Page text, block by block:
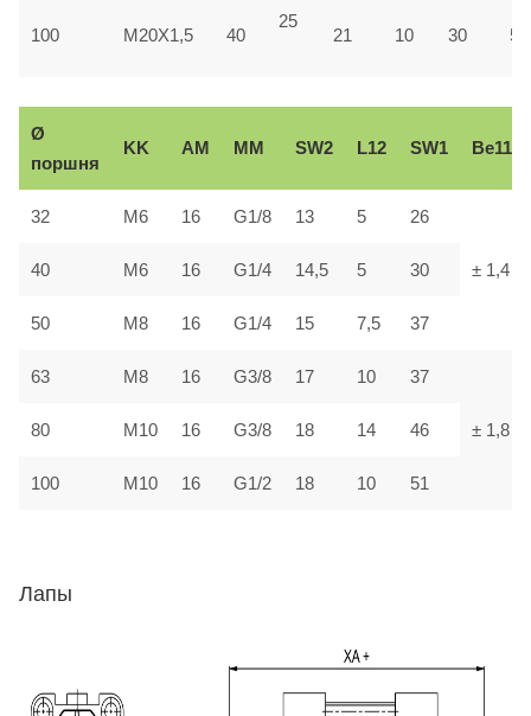
100 M20X1,5 40
25
21 10 30 55
Ø
поршня
KK AM ММ SW2 L12 SW1 Вe11
32 М6 16 G1/8 13 5 26
± 1,4
40 М6 16 G1/4 14,5 5 30
50 М8 16 G1/4 15 7,5 37
63 М8 16 G3/8 17 10 37
± 1,8
80 М10 16 G3/8 18 14 46
100 М10 16 G1/2 18 10 51
Лапы